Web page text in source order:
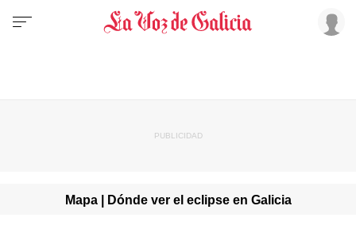
Mapa | Dónde ver el eclipse en Galicia